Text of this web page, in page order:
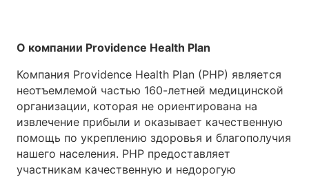
О компании Providence Health Plan
Компания Providence Health Plan (PHP) является
неотъемлемой частью 160-летней медицинской
организации, которая не ориентирована на
извлечение прибыли и оказывает качественную
помощь по укреплению здоровья и благополучия
нашего населения. PHP предоставляет
участникам качественную и недорогую